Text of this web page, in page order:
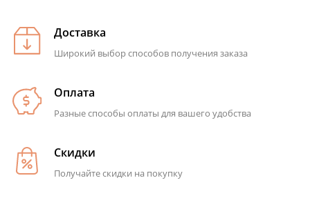
Доставка
Широкий выбор способов получения заказа
Оплата
Разные способы оплаты для вашего удобства
Скидки
Получайте скидки на покупку